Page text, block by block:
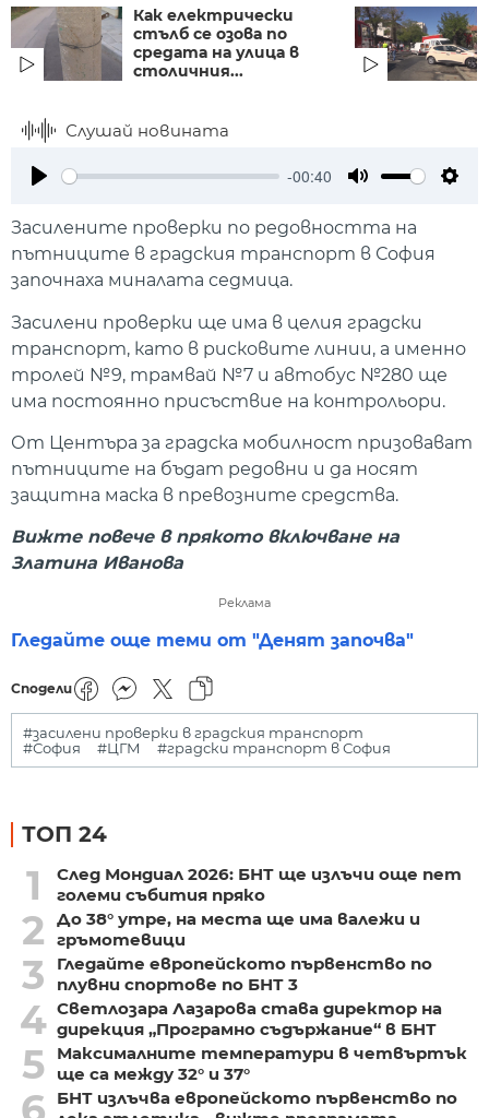
Как електрически
стълб се озова по
средата на улица в
столичния...
Слушай новината
-00:40
Засилените проверки по редовността на
пътниците в градския транспорт в София
започнаха миналата седмица.
Засилени проверки ще има в целия градски
транспорт, като в рисковите линии, а именно
тролей №9, трамвай №7 и автобус №280 ще
има постоянно присъствие на контрольори.
От Центъра за градска мобилност призовават
пътниците на бъдат редовни и да носят
защитна маска в превозните средства.
Вижте повече в прякото включване на
Златина Иванова
Реклама
Гледайте още теми от "Денят започва"
Сподели
#засилени проверки в градския транспорт
#София
#ЦГМ #градски транспорт в София
ТОП 24
1
След Мондиал 2026: БНТ ще излъчи още пет
големи събития пряко
2
До 38° утре, на места ще има валежи и
гръмотевици
3
Гледайте европейското първенство по
плувни спортове по БНТ 3
4 Светлозара Лазарова става директор на
дирекция „Програмно съдържание“ в БНТ
5
Максималните температури в четвъртък
ще са между 32° и 37°
БНТ излъчва европейското първенство по